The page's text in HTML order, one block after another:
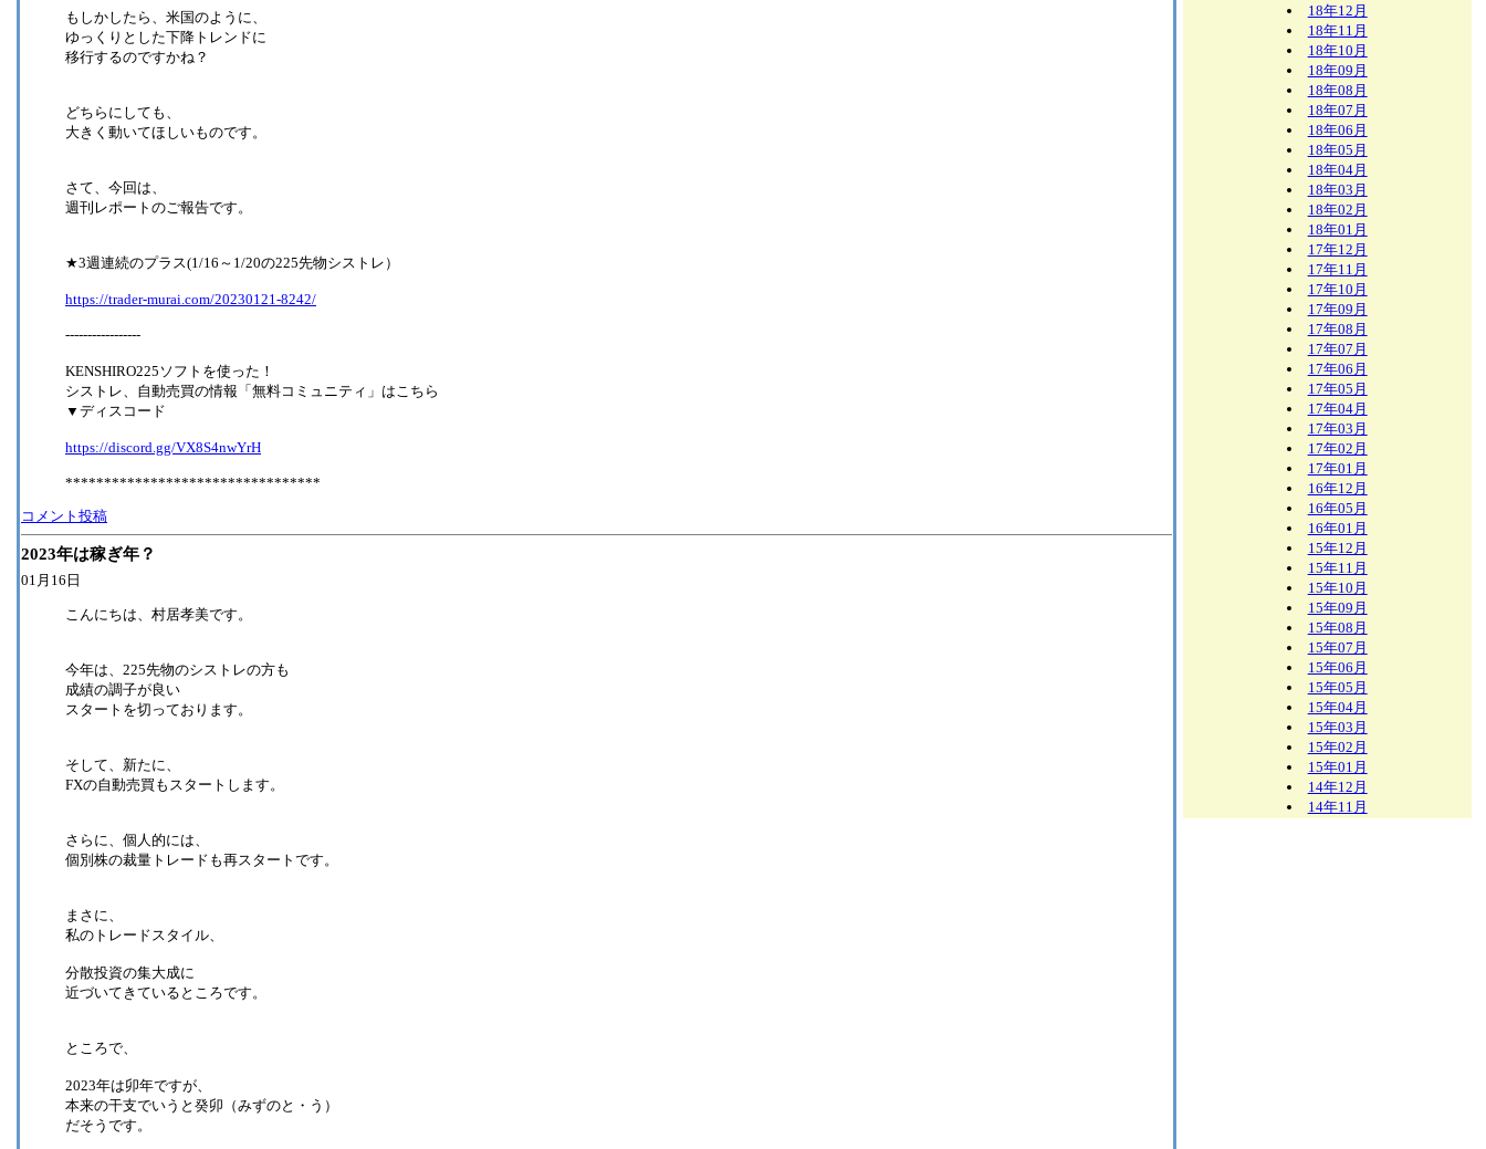
もしかしたら、米国のように、
ゆっくりとした下降トレンドに
移行するのですかね？
どちらにしても、
大きく動いてほしいものです。
さて、今回は、
週刊レポートのご報告です。
★3週連続のプラス(1/16～1/20の225先物シストレ）
https://trader-murai.com/20230121-8242/
-----------------
KENSHIRO225ソフトを使った！
シストレ、自動売買の情報「無料コミュニティ」はこちら
▼ディスコード
https://discord.gg/VX8S4nwYrH
*********************************
コメント投稿
2023年は稼ぎ年？
01月16日
こんにちは、村居孝美です。
今年は、225先物のシストレの方も
成績の調子が良い
スタートを切っております。
そして、新たに、
FXの自動売買もスタートします。
さらに、個人的には、
個別株の裁量トレードも再スタートです。
まさに、
私のトレードスタイル、
分散投資の集大成に
近づいてきているところです。
ところで、
2023年は卯年ですが、
本来の干支でいうと癸卯（みずのと・う）
だそうです。
18年12月
18年11月
18年10月
18年09月
18年08月
18年07月
18年06月
18年05月
18年04月
18年03月
18年02月
18年01月
17年12月
17年11月
17年10月
17年09月
17年08月
17年07月
17年06月
17年05月
17年04月
17年03月
17年02月
17年01月
16年12月
16年05月
16年01月
15年12月
15年11月
15年10月
15年09月
15年08月
15年07月
15年06月
15年05月
15年04月
15年03月
15年02月
15年01月
14年12月
14年11月